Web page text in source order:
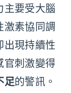
主要受大腦
激素協同調
出現持續性
官刺激變得
足的警訊。